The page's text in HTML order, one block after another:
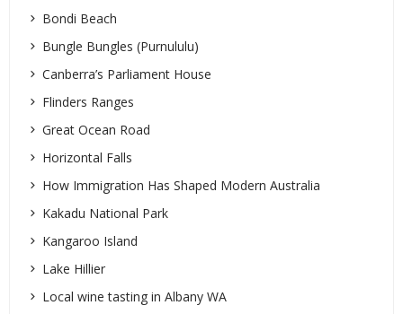
Bondi Beach
Bungle Bungles (Purnululu)
Canberra’s Parliament House
Flinders Ranges
Great Ocean Road
Horizontal Falls
How Immigration Has Shaped Modern Australia
Kakadu National Park
Kangaroo Island
Lake Hillier
Local wine tasting in Albany WA